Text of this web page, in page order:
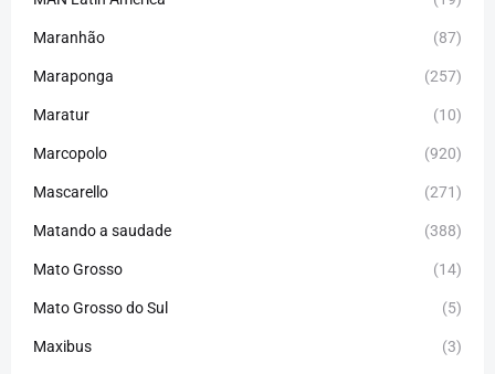
Maranhão (87)
Maraponga (257)
Maratur (10)
Marcopolo (920)
Mascarello (271)
Matando a saudade (388)
Mato Grosso (14)
Mato Grosso do Sul (5)
Maxibus (3)